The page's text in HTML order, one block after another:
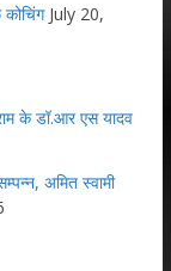
कोचिंग July 20,
के डॉ.आर एस यादव
अमित स्वामी